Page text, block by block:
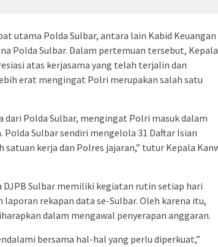
utama Polda Sulbar, antara lain Kabid Keuangan
Polda Sulbar. Dalam pertemuan tersebut, Kepala
atas kerjasama yang telah terjalin dan
erat mengingat Polri merupakan salah satu
Polda Sulbar, mengingat Polri masuk dalam
Sulbar sendiri mengelola 31 Daftar Isian
satuan kerja dan Polres jajaran,” tutur Kepala
Sulbar memiliki kegiatan rutin setiap hari
rekapan data se-Sulbar. Oleh karena itu,
dalam mengawal penyerapan anggaran.
bersama hal-hal yang perlu diperkuat,”